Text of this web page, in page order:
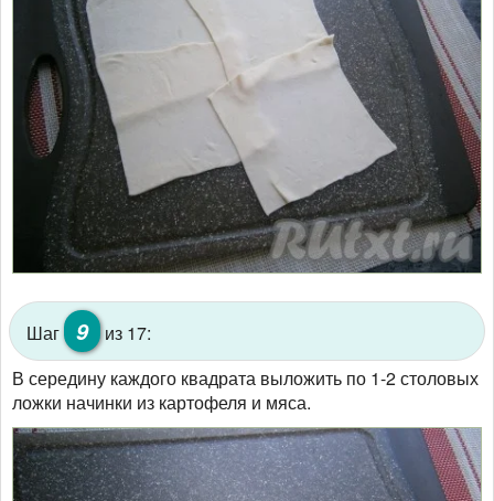
Шаг 9
из 17:
В середину каждого квадрата выложить по 1-2 столовых
ложки начинки из картофеля и мяса.